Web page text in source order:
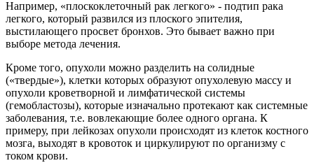
Например, «плоскоклеточный рак легкого» - подтип рака
легкого, который развился из плоского эпителия,
выстилающего просвет бронхов. Это бывает важно при
выборе метода лечения.
Кроме того, опухоли можно разделить на солидные
(«твердые»), клетки которых образуют опухолевую массу и
опухоли кроветворной и лимфатической системы
(гемобластозы), которые изначально протекают как системные
заболевания, т.е. вовлекающие более одного органа. К
примеру, при лейкозах опухоли происходят из клеток костного
мозга, выходят в кровоток и циркулируют по организму с
током крови.